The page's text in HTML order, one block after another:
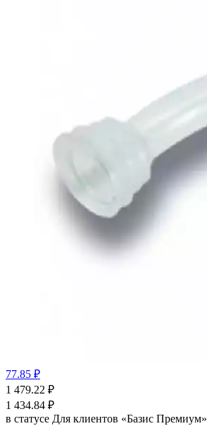
77.85 ₽
1 479.22 ₽
1 434.84 ₽
в статусе Для клиентов «Базис Премиум»